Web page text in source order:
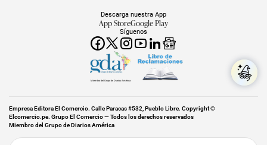
Síguenos
Descarga nuestra App
App StoreGoogle Play
Miembro del Grupo de Diarios América
Empresa Editora El Comercio. Calle Paracas #532, Pueblo Libre. Copyright ©
Elcomercio.pe. Grupo El Comercio — Todos los derechos reservados
Miembro del Grupo de Diarios América